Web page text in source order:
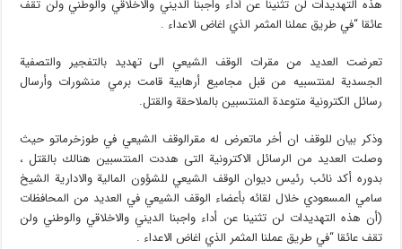
هذه التهديدات لن تثنينا عن أداء واجبنا الديني والاخلاقي والوطني ولن تقف
عائقا “في طريق عملنا المثمر الذي اغاض الاعداء .
تعرضت العديد من مقرات الوقف الشيعي الى تهديد بالتفجير والتصفية
الجسدية لمنتسبيه من قبل مجاميع أرهابية قامت برمي منشورات وأرسال
رسائل الكترونية متوعدة المنتسبين بالملاحقة والقتل.
وذكر بيان للوقف ان أخر ماتعرض له مقرالوقف الشيعي في طوزخرماتو حيث
وصلت العديد من الرسائل الاكترونية التى هددت المنتسبين هنالك بالقتل ،
بدوره أكد نائب رئيس ديوان الوقف الشيعي للشؤون المالية والادارية الشيخ
سامي المسعودي خلال لقائه بأعضاء الوقف الشيعي في العديد من المحافظات
(أن هذه التهديدات لن تثنينا عن أداء واجبنا الديني والاخلاقي والوطني ولن
تقف عائقا “في طريق عملنا المثمر الذي اغاض الاعداء .